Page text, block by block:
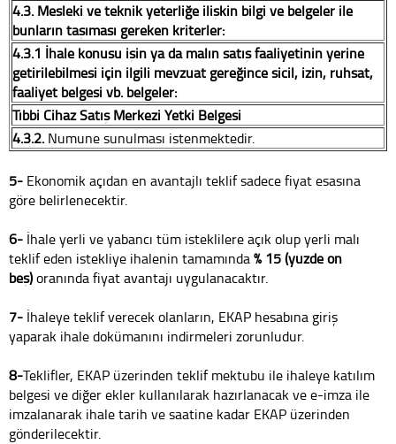
4.3. Mesleki ve teknik yeterliğe ilişkin bilgi ve belgeler ile
bunların taşıması gereken kriterler:
4.3.1 İhale konusu işin ya da malın satış faaliyetinin yerine
getirilebilmesi için ilgili mevzuat gereğince sicil, izin, ruhsat,
faaliyet belgesi vb. belgeler:
Tıbbi Cihaz Satış Merkezi Yetki Belgesi
4.3.2. Numune sunulması istenmektedir.
5- Ekonomik açıdan en avantajlı teklif sadece fiyat esasına
göre belirlenecektir.
6- İhale yerli ve yabancı tüm isteklilere açık olup yerli malı
teklif eden istekliye ihalenin tamamında% 15 (yüzde on
beş)oranında fiyat avantajı uygulanacaktır.
7- İhaleye teklif verecek olanların, EKAP hesabına giriş
yaparak ihale dokümanını indirmeleri zorunludur.
8-Teklifler, EKAP üzerinden teklif mektubu ile ihaleye katılım
belgesi ve diğer ekler kullanılarak hazırlanacak ve e-imza ile
imzalanarak ihale tarih ve saatine kadar EKAP üzerinden
gönderilecektir.